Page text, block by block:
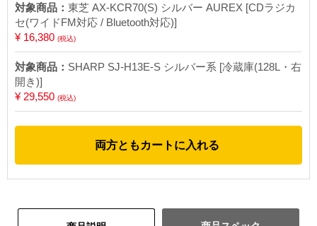
対象商品： 東芝 AX-KCR70(S) シルバー AUREX [CDラジカ
セ(ワイドFM対応 / Bluetooth対応)]
¥ 16,380 (税込)
対象商品： SHARP SJ-H13E-S シルバー系 [冷蔵庫(128L・右
開き)]
¥ 29,550 (税込)
両方ともカートに入れる